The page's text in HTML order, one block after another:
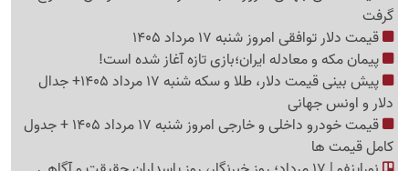
گرفت
قیمت دلار توافقی امروز شنبه 17 مرداد 1405
پیمان مکه و معادله ایران؛بازی تازه آغاز شده است!
پیش ‌بینی قیمت دلار، طلا و سکه شنبه 17 مرداد 1405+ جدال
دلار و اونس جهانی
قیمت خودرو داخلی و خارجی امروز شنبه 17 مرداد 1405 + جدول
کامل قیمت ها